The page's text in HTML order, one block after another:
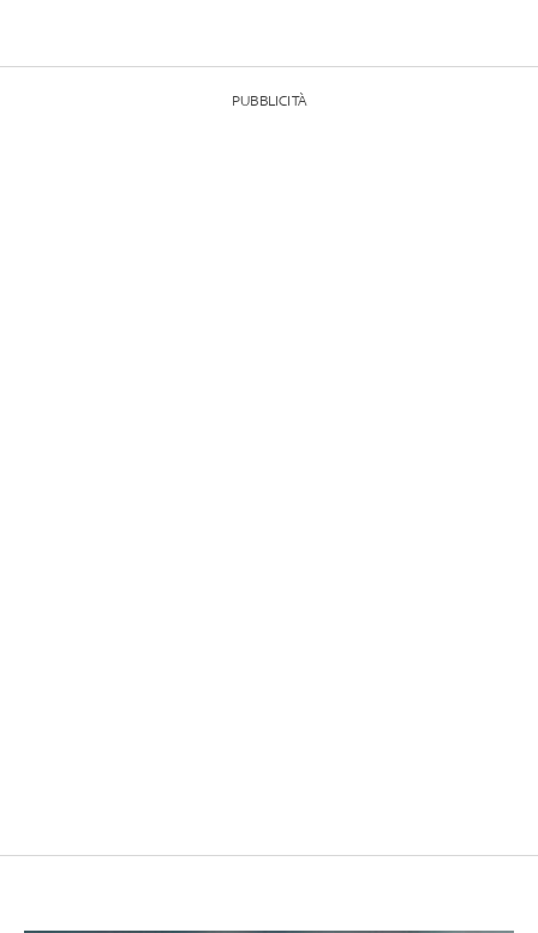
PUBBLICITÀ